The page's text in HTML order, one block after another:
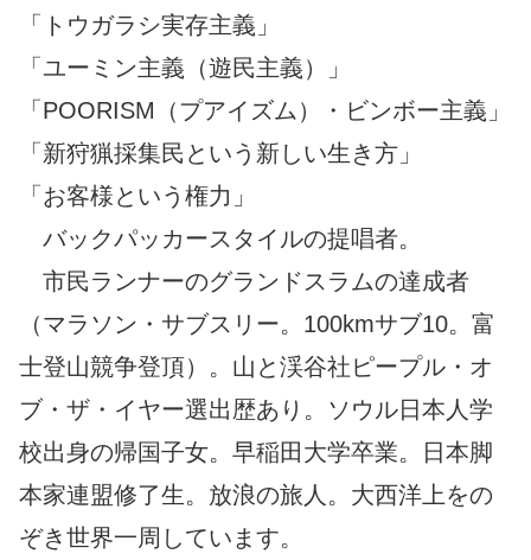
「トウガラシ実存主義」
「ユーミン主義（遊民主義）」
「POORISM（プアイズム）・ビンボー主義」
「新狩猟採集民という新しい生き方」
「お客様という権力」
バックパッカースタイルの提唱者。
市民ランナーのグランドスラムの達成者
（マラソン・サブスリー。100kmサブ10。富
士登山競争登頂）。山と渓谷社ピープル・オ
ブ・ザ・イヤー選出歴あり。ソウル日本人学
校出身の帰国子女。早稲田大学卒業。日本脚
本家連盟修了生。放浪の旅人。大西洋上をの
ぞき世界一周しています。